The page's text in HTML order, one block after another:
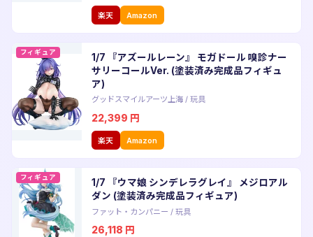
楽天 Amazon
フィギュア
1/7 『アズールレーン』 モガドール 嗅診ナー
サリーコールVer. (塗装済み完成品フィギュ
ア)
グッドスマイルアーツ上海/ 玩具
22,399 円
楽天 Amazon
フィギュア
1/7 『ウマ娘 シンデレラグレイ』 メジロアル
ダン (塗装済み完成品フィギュア)
ファット・カンパニー / 玩具
26,118 円